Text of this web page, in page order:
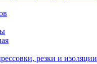
резки и изоляции